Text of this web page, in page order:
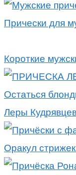
Прически для
Короткие
Остаться
Леры
Оракул